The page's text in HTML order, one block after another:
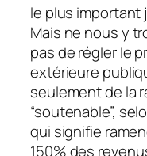
le plus important
Mais ne nous y
pas de régler le
extérieure
seulement de la
“soutenable”,
qui signifie
150% des